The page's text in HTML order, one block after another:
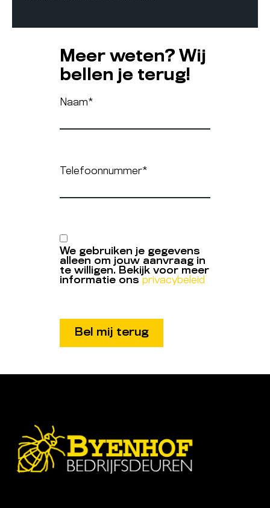
Meer weten? Wij
bellen je terug!
Naam*
Telefoonnummer*
We gebruiken je gegevens
alleen om jouw aanvraag in
te willigen. Bekijk voor meer
informatie ons privacybeleid